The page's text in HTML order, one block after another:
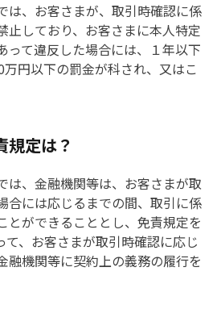
は、お客さまが、取引時確認に係
止しており、お客さまに本人特定
って違反した場合には、１年以下
円以下の罰金が科され、又はこ
規定は？
は、金融機関等は、お客さまが取
合には応じるまでの間、取引に係
とができることとし、免責規定を
て、お客さまが取引時確認に応じ
融機関等に契約上の義務の履行を